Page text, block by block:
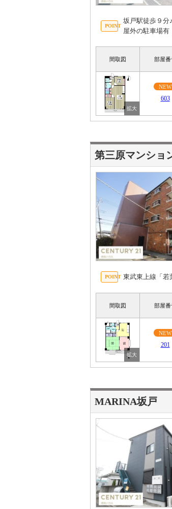
坂戸駅徒歩９分
屋外の駐車場有
間取図 部屋番
NEW
603
第三原マンショ
東武東上線「若
間取図 部屋番
NEW
201
MARINA坂戸